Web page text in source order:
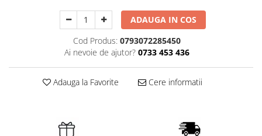
ADAUGA IN COS
Cod Produs: 0793072285450
Ai nevoie de ajutor? 0733 453 436
Adauga la Favorite Cere informatii